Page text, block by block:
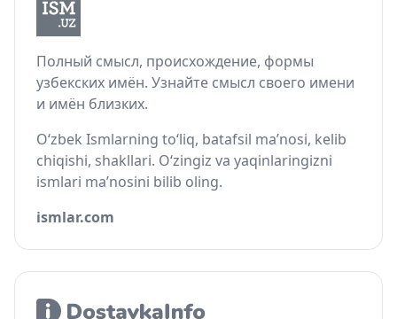
Полный смысл, происхождение, формы
узбекских имён. Узнайте смысл своего имени
и имён близких.
O‘zbek Ismlarning to‘liq, batafsil ma’nosi, kelib
chiqishi, shakllari. O‘zingiz va yaqinlaringizni
ismlari ma’nosini bilib oling.
ismlar.com